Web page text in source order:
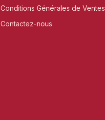
Conditions Générales de Ventes
Contactez-nous